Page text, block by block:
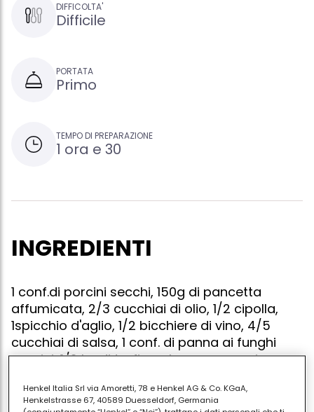
DIFFICOLTA'
Difficile
PORTATA
Primo
TEMPO DI PREPARAZIONE
1 ora e 30
INGREDIENTI
1 conf.di porcini secchi, 150g di pancetta
affumicata, 2/3 cucchiai di olio, 1/2 cipolla,
1spicchio d'aglio, 1/2 bicchiere di vino, 4/5
cucchiai di salsa, 1 conf. di panna ai funghi
porcini, 1/2 kg di trofie. sale e peperoncino.
Henkel Italia Srl via Amoretti, 78 e Henkel AG & Co. KGaA,
Henkelstrasse 67, 40589 Duesseldorf, Germania